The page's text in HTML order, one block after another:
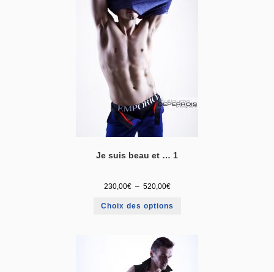
Je suis beau et … 1
230,00€ – 520,00€
Choix des options